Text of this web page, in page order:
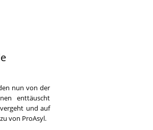
nun von der
enttäuscht
und auf
von ProAsyl.